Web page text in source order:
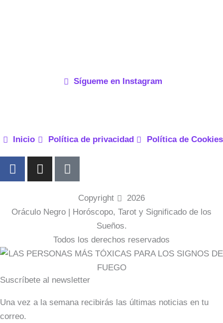
Sígueme en Instagram
Inicio Política de privacidad Política de Cookies
F
a
b
k
I
n
a
a
P
i
e
e
s
p
Copyright
2026
Oráculo Negro | Horóscopo, Tarot y Significado de los
Sueños.
Todos los derechos reservados
Suscríbete al newsletter
Una vez a la semana recibirás las últimas noticias en tu
correo.